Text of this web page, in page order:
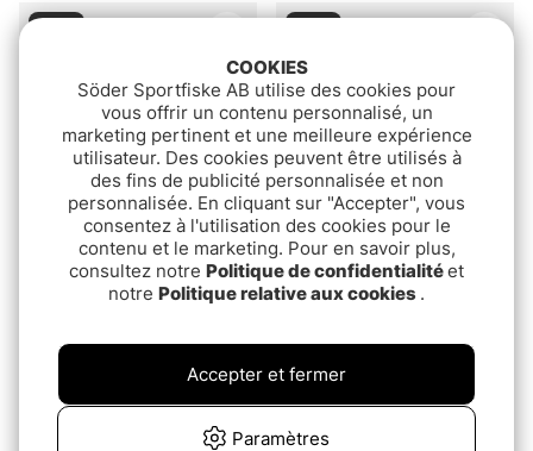
Vision HD ZINGER
Primus FieldChef Pocket
Knife - Blue
Épuisé
COOKIES
Söder Sportfiske AB utilise des cookies pour
vous offrir un contenu personnalisé, un
marketing pertinent et une meilleure expérience
utilisateur. Des cookies peuvent être utilisés à
des fins de publicité personnalisée et non
personnalisée. En cliquant sur "Accepter", vous
consentez à l'utilisation des cookies pour le
contenu et le marketing. Pour en savoir plus,
consultez notre Politique de confidentialitéet
notre Politique relative aux cookies .
Paramètres
Accepter et fermer